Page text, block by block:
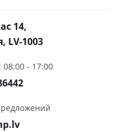
14,
LV-1003
- 17:00